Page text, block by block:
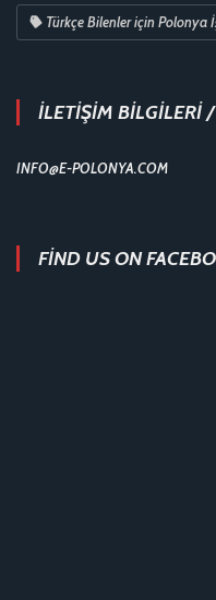
Türkçe Bilenler için Polonya
İLETİŞİM BİLGİLERİ
INFO@E-POLONYA.COM
FIND US ON